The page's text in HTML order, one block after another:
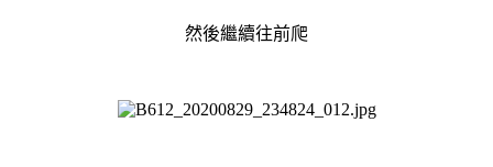
然後繼續往前爬